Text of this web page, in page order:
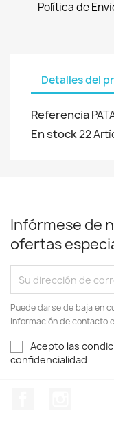
Política de
Detalles del
Referencia
En stock22
Infórmese de
ofertas
Puede darse de baja en
información de contacto
Acepto las
confidencialidad